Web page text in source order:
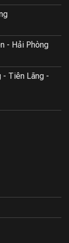
- Hải Phòng
- Tiên Lãng -